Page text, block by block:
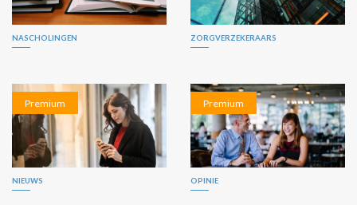
NASCHOLINGEN ZORGVERZEKERAARS
Premium
NIEUWS
Premium
OPINIE